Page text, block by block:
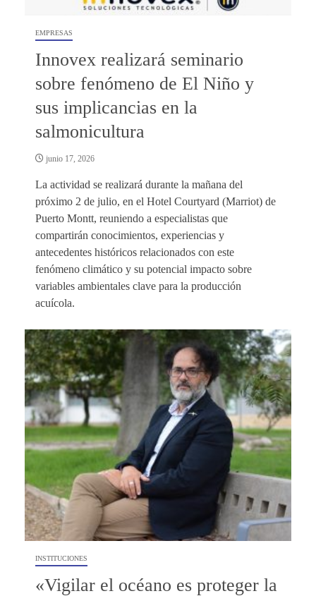
EMPRESAS
Innovex realizará seminario
sobre fenómeno de El Niño y
sus implicancias en la
salmonicultura
junio 17, 2026
La actividad se realizará durante la mañana del
próximo 2 de julio, en el Hotel Courtyard (Marriot) de
Puerto Montt, reuniendo a especialistas que
compartirán conocimientos, experiencias y
antecedentes históricos relacionados con este
fenómeno climático y su potencial impacto sobre
variables ambientales clave para la producción
acuícola.
INSTITUCIONES
«Vigilar el océano es proteger la